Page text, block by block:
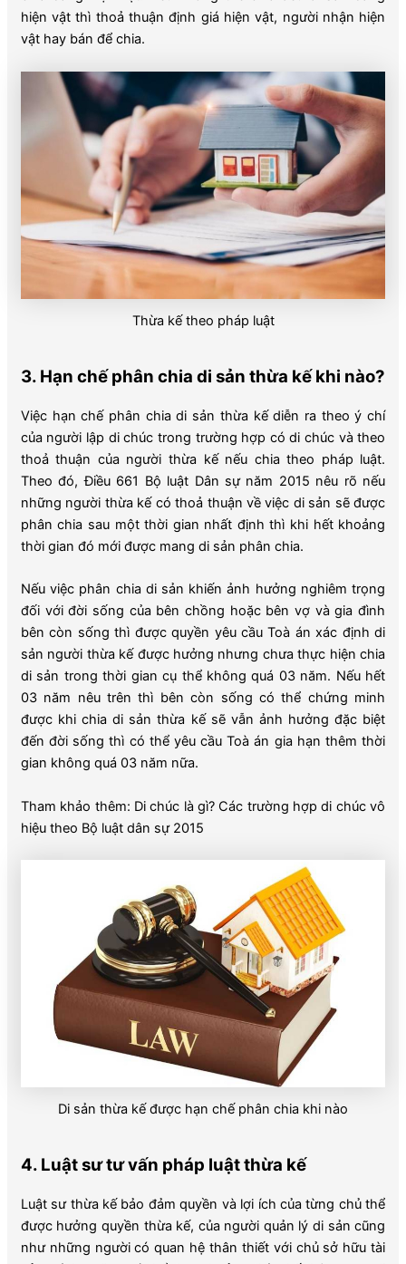
hiện vật thì thoả thuận định giá hiện vật, người nhận hiện
vật hay bán để chia.
Thừa kế theo pháp luật
3. Hạn chế phân chia di sản thừa kế khi nào?
Việc hạn chế phân chia di sản thừa kế diễn ra theo ý chí
của người lập di chúc trong trường hợp có di chúc và theo
thoả thuận của người thừa kế nếu chia theo pháp luật.
Theo đó, Điều 661 Bộ luật Dân sự năm 2015 nêu rõ nếu
những người thừa kế có thoả thuận về việc di sản sẽ được
phân chia sau một thời gian nhất định thì khi hết khoảng
thời gian đó mới được mang di sản phân chia.
Nếu việc phân chia di sản khiến ảnh hưởng nghiêm trọng
đối với đời sống của bên chồng hoặc bên vợ và gia đình
bên còn sống thì được quyền yêu cầu Toà án xác định di
sản người thừa kế được hưởng nhưng chưa thực hiện chia
di sản trong thời gian cụ thể không quá 03 năm. Nếu hết
03 năm nêu trên thì bên còn sống có thể chứng minh
được khi chia di sản thừa kế sẽ vẫn ảnh hưởng đặc biệt
đến đời sống thì có thể yêu cầu Toà án gia hạn thêm thời
gian không quá 03 năm nữa.
Tham khảo thêm: Di chúc là gì? Các trường hợp di chúc vô
hiệu theo Bộ luật dân sự 2015
Di sản thừa kế được hạn chế phân chia khi nào
4. Luật sư tư vấn pháp luật thừa kế
Luật sư thừa kế bảo đảm quyền và lợi ích của từng chủ thể
được hưởng quyền thừa kế, của người quản lý di sản cũng
như những người có quan hệ thân thiết với chủ sở hữu tài